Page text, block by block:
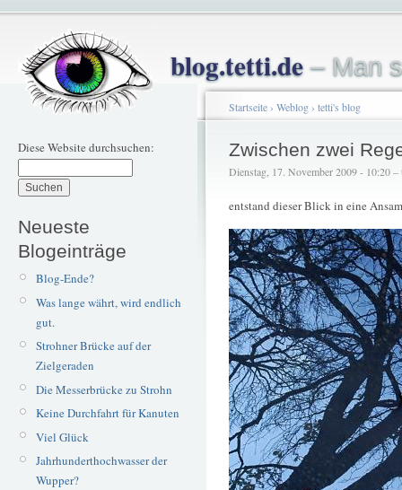
blog.tetti.de– Man
Diese Website durchsuchen:
Neueste
Blogeinträge
Blog-Ende?
Was lange währt, wird endlich
gut.
Strohner Brücke auf der
Zielgeraden
Die Messerbrücke zu Strohn
Keine Durchfahrt für Kanuten
Viel Glück
Jahrhunderthochwasser der
Wupper?
Startseite› Weblog› tetti's blog
Zwischen zwei
Dienstag, 17. November 2009 - 10:20 –
entstand dieser Blick in eine